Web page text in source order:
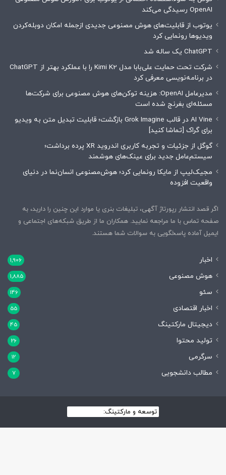
OpenAI رسیدگی می‌کند
یوتوب از قابلیت‌های هوش مصنوعی جدیدی ازجمله امکان دوبله‌کردن
ویدیوها رونمایی کرد
ChatGPT یک ساله شد
شرکت تحت حمایت علی‌بابا مدل Kimi K2 را با عملکرد بهتر از ChatGPT
در برنامه‌نویسی معرفی کرد
مدیرعامل OpenAI: ‌هزینه توکن‌های هوش مصنوعی برای شرکت‌ها
مسئله‌ای بغرنج شده است
AI Vine در قالب Grok Imagine بازگشت؛ قابلیت تبدیل متن به ویدیو
برای گراک [تماشا کنید]
گوگل از جزئیات و تجربه کاربری اندروید XR پرده برداشت؛
سیستم‌عامل جدید برای عینک‌های هوشمند
مجیک‌لیپ از مایکا رونمایی کرد؛ هوش‌مصنوعی انسان‌نما در دنیای
واقعیت افزوده
اگر قصد انتشار رپورتاژ آگهی، تبلیغات بنری یا موارد این چنین را دارید، به
صفحه تماس با ما مراجعه نمایید. همکاران ما از طریق شبکه‌های اجتماعی و
ایمیل آماده پاسخگویی به سوالات شما هستند.
اخبار 1,906
هوش مصنوعی 1,885
سئو 146
اخبار اقتصادی 55
دیجیتال مارکتینگ 45
تولید محتوا 26
سرگرمی 12
مطالب دانشجویی 7
توسعه و مارکتینگ: